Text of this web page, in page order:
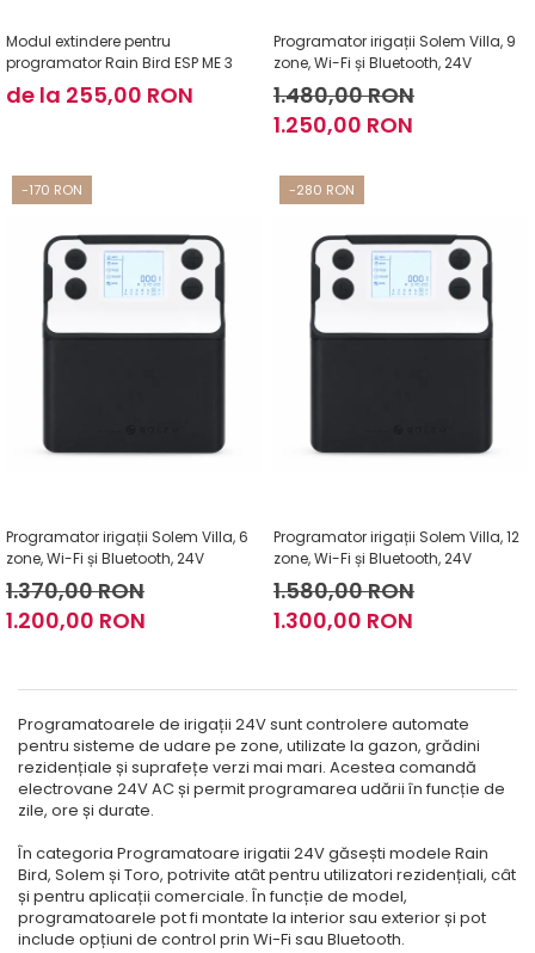
Modul extindere pentru
programator Rain Bird ESP ME 3
de la 255,00 RON
Programator irigații Solem Villa, 9
zone, Wi-Fi și Bluetooth, 24V
1.480,00 RON
1.250,00 RON
-170 RON
Programator irigații Solem Villa, 6
zone, Wi-Fi și Bluetooth, 24V
1.370,00 RON
1.200,00 RON
-280 RON
Programator irigații Solem Villa, 12
zone, Wi-Fi și Bluetooth, 24V
1.580,00 RON
1.300,00 RON
Programatoarele de irigații 24V sunt controlere automate
pentru sisteme de udare pe zone, utilizate la gazon, grădini
rezidențiale și suprafețe verzi mai mari. Acestea comandă
electrovane 24V AC și permit programarea udării în funcție de
zile, ore și durate.
În categoria Programatoare irigatii 24V găsești modele Rain
Bird, Solem și Toro, potrivite atât pentru utilizatori rezidențiali, cât
și pentru aplicații comerciale. În funcție de model,
programatoarele pot fi montate la interior sau exterior și pot
include opțiuni de control prin Wi-Fi sau Bluetooth.